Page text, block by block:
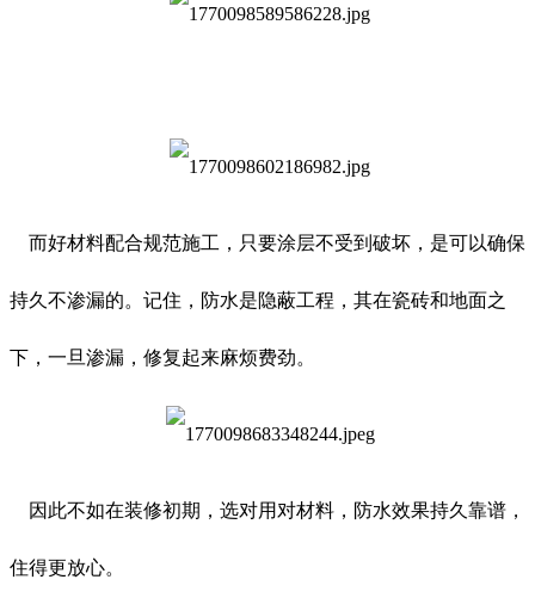
而好材料配合规范施工，只要涂层不受到破坏，是可以确保
持久不渗漏的。记住，防水是隐蔽工程，其在瓷砖和地面之
下，一旦渗漏，修复起来麻烦费劲。
因此不如在装修初期，选对用对材料，防水效果持久靠谱，
住得更放心。